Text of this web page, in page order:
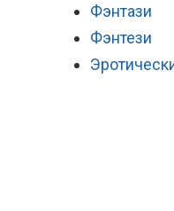
Фэнтази
Фэнтези